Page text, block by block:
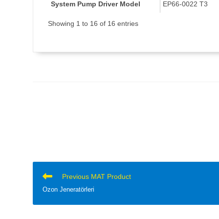
System Pump Driver Model EP66-0022 T3
Showing 1 to 16 of 16 entries
OKUMAYA
EDIN
Previous MAT Product
Ozon Jeneratörleri